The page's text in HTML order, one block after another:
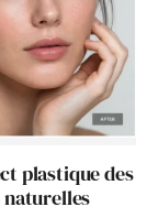
plastique des